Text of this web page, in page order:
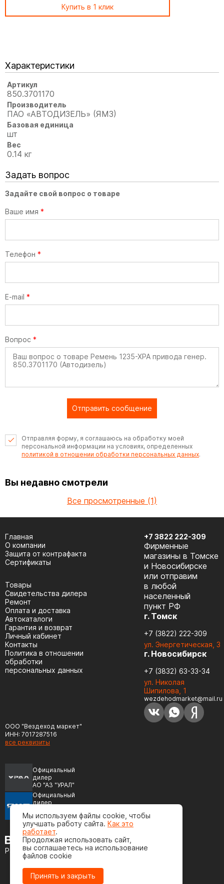
Купить в 1 клик
Характеристики
Артикул
850.3701170
Производитель
ПАО «АВТОДИЗЕЛЬ» (ЯМЗ)
Базовая единица
шт
Вес
0.14 кг
Задать вопрос
Задайте свой вопрос о товаре
Ваше имя *
Телефон *
E-mail *
Вопрос *
Отправить сообщение
Отправляя форму, я соглашаюсь на обработку моей
персональной информации на условиях, определенных
политикой в отношении обработки персональных данных.
Вы недавно смотрели
Все просмотренные (1)
ООО "Вездеход маркет"
ИНН: 7017287516
все реквизиты
Официальный
дилер
АО "АЗ "УРАЛ"
Официальный
дилер
(ЯМЗ)
Разработка сайта
Главная
О компании
Защита от контрафакта
Сертификаты
Товары
Cвидетельства дилера
Ремонт
Оплата и доставка
Автокаталоги
Гарантия и возврат
Личный кабинет
Контакты
Политика в отношении
обработки
персональных данных
+7 3822 222-309
Фирменные
магазины в Томске
и Новосибирске
или отправим
в любой
населенный
пункт РФ
г. Томск
+7 (3822) 222-309
ул. Энергетическая, 3
г. Новосибирск
+7 (3832) 63-33-34
ул. Николая
Шипилова, 1
wezdehodmarket@mail.ru
Мы используем файлы cookie, чтобы
улучшать работу сайта. Как это
работает.
Продолжая использовать сайт,
вы соглашаетесь на использование
файлов cookie
Принять и закрыть